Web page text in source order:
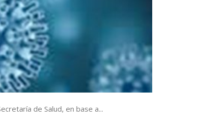
de Salud, en base a...